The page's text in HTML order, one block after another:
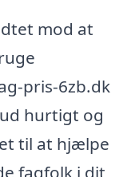
mod at
pris-6zb.dk
hurtigt og
til at hjælpe
fagfolk i dit